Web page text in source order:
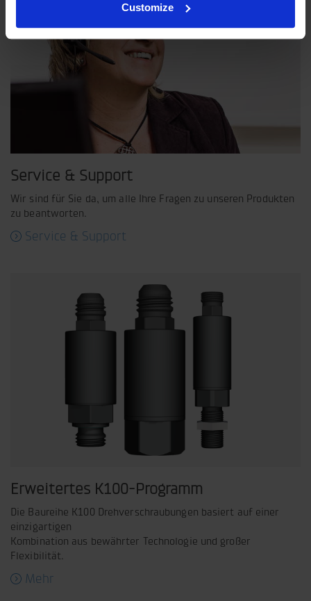
Customize
Service & Support
Wir sind für Sie da, um alle Ihre Fragen zu unseren Produkten
zu beantworten.
Service & Support
Erweitertes K100-Programm
Die Baureihe K100 Drehverschraubungen basiert auf einer
einzigartigen
Kombination aus bewährter Technologie und großer
Flexibilität.
Mehr